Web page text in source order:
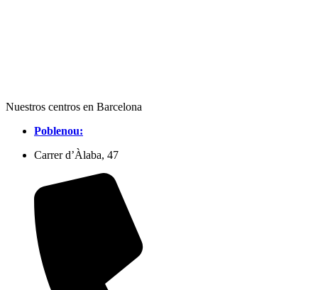
Nuestros centros en Barcelona
Poblenou:
Carrer d’Àlaba, 47